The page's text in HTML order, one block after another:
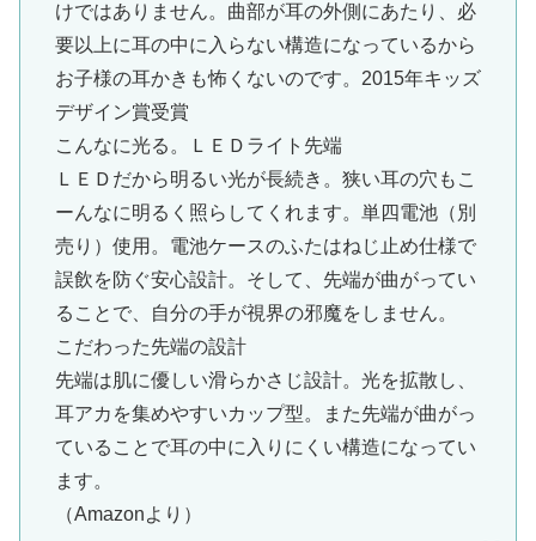
けではありません。曲部が耳の外側にあたり、必
要以上に耳の中に入らない構造になっているから
お子様の耳かきも怖くないのです。2015年キッズ
デザイン賞受賞
こんなに光る。ＬＥＤライト先端
ＬＥＤだから明るい光が長続き。狭い耳の穴もこ
ーんなに明るく照らしてくれます。単四電池（別
売り）使用。電池ケースのふたはねじ止め仕様で
誤飲を防ぐ安心設計。そして、先端が曲がってい
ることで、自分の手が視界の邪魔をしません。
こだわった先端の設計
先端は肌に優しい滑らかさじ設計。光を拡散し、
耳アカを集めやすいカップ型。また先端が曲がっ
ていることで耳の中に入りにくい構造になってい
ます。
（Amazonより）